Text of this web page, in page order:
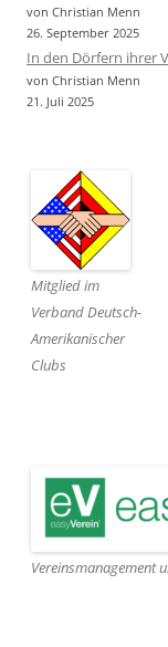
von Christian Menn
26. September 2025
In den Dörfern ihrer
von Christian Menn
21. Juli 2025
Mitglied im
Verband Deutsch-
Amerikanischer
Clubs
Vereinsmanagement